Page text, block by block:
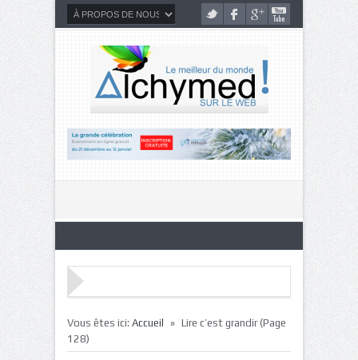
Vous êtes ici: Accueil » Lire c’est grandir(Page
128)